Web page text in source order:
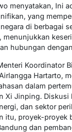
menyatakan, Ini
yang
di berbagai
menunjukkan
hubungan
Koordinator
Hartarto,
dalam
Xi Jinping.
dan sektor
itu, proyek-proyek
dan